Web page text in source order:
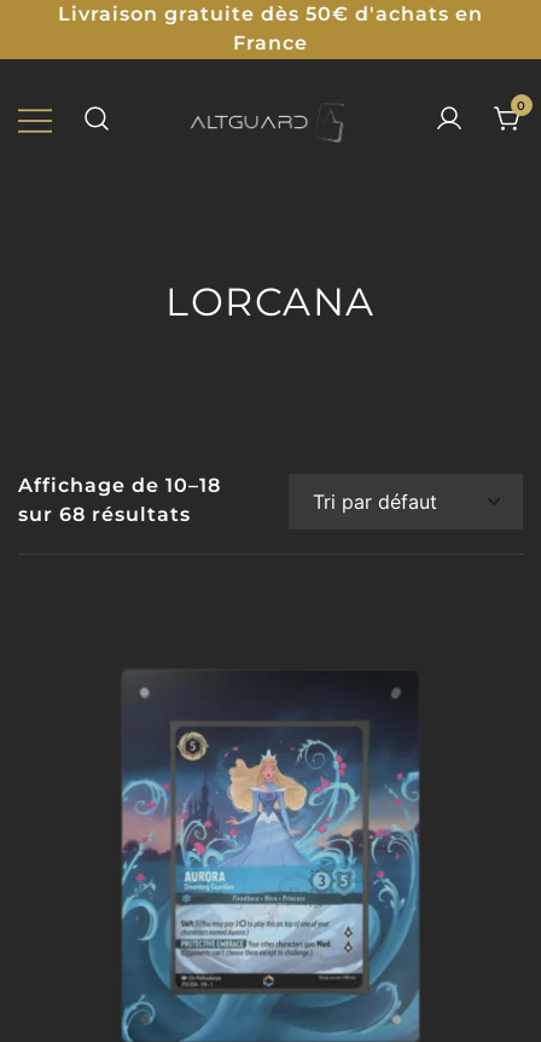
Livraison gratuite dès 50€ d'achats en
France
0
LORCANA
Affichage de 10–18
sur 68 résultats